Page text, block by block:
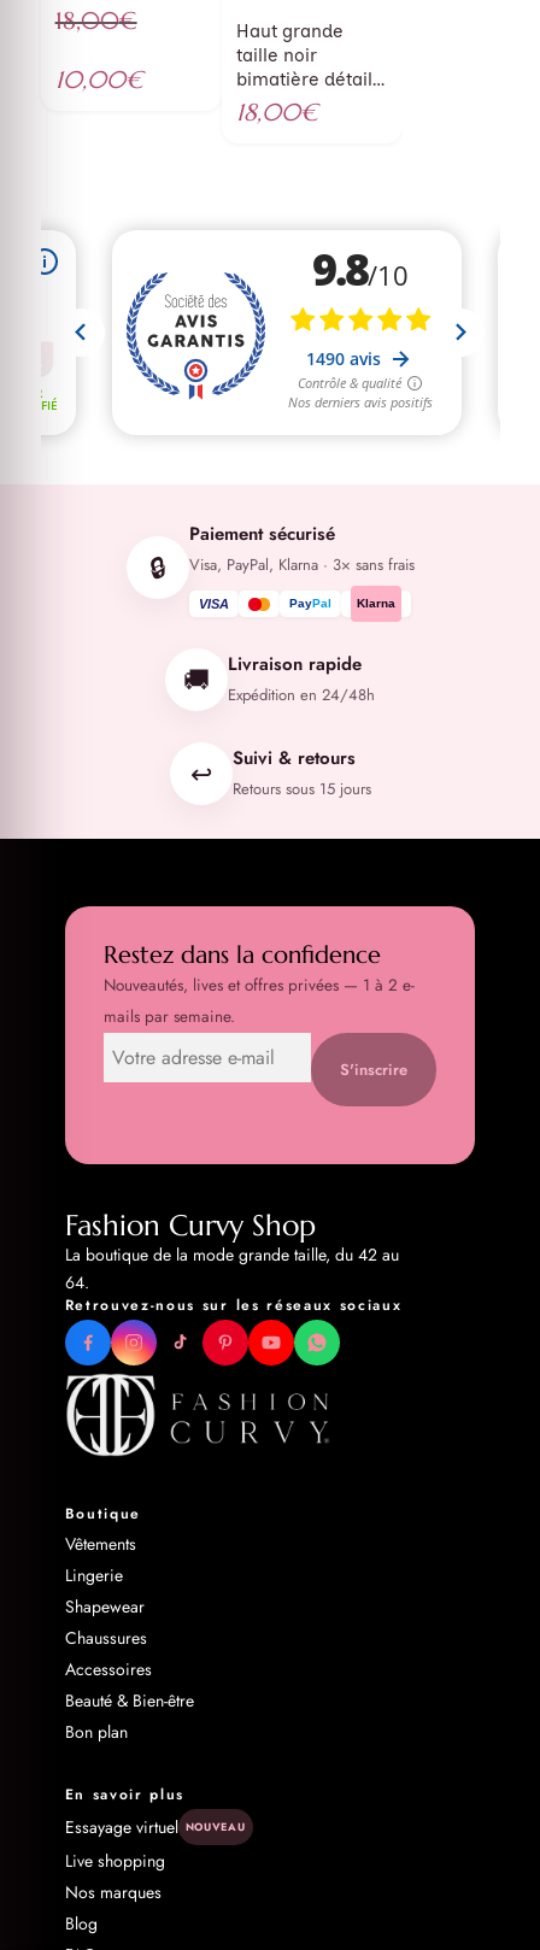
18,00€
prix
10,00€Le
Haut grande
taille noir
bimatière détail
simili
18,00€
🔒
Paiement sécurisé
Visa, PayPal, Klarna · 3× sans frais
VISA PayPal Klarna
🚚 Livraison rapide
Expédition en 24/48h
↩️ Suivi & retours
Retours sous 15 jours
Restez dans la confidence
Nouveautés, lives et offres privées — 1 à 2 e-
mails par semaine.
S'inscrire
Fashion Curvy Shop
La boutique de la mode grande taille, du 42 au
64.
Retrouvez-nous sur les réseaux sociaux
Boutique
Vêtements
Lingerie
Shapewear
Chaussures
Accessoires
Beauté & Bien-être
Bon plan
En savoir plus
Essayage virtuel NOUVEAU
Live shopping
Nos marques
Blog